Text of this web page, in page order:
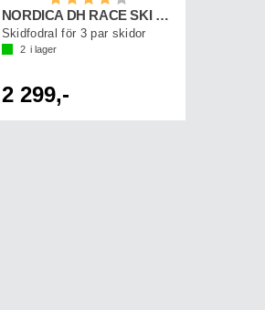
NORDICA DH RACE SKI BAG 3 PAIR Svart/Röd
Skidfodral för 3 par skidor
2 i lager
2 299,-